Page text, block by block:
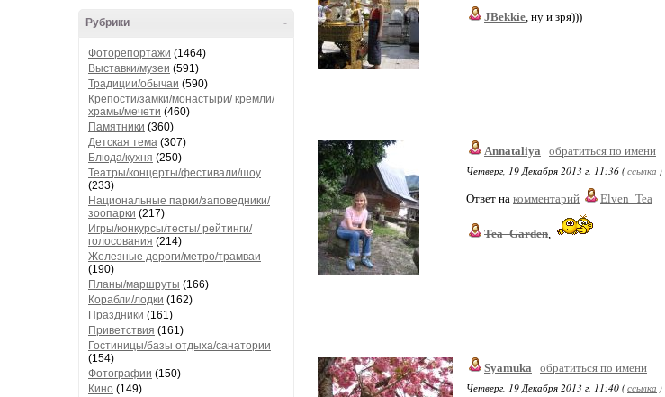
-
Рубрики
Фоторепортажи (1464)
Выставки/музеи (591)
Традиции/обычаи (590)
Крепости/замки/монастыри/ кремли/
храмы/мечети (460)
Памятники (360)
Детская тема (307)
Блюда/кухня (250)
Театры/концерты/фестивали/шоу
(233)
Национальные парки/заповедники/
зоопарки (217)
Игры/конкурсы/тесты/ рейтинги/
голосования (214)
Железные дороги/метро/трамваи
(190)
Планы/маршруты (166)
Корабли/лодки (162)
Праздники (161)
Приветствия (161)
Гостиницы/базы отдыха/санатории
(154)
Фотографии (150)
Кино (149)
JBekkie, ну и зря)))
Annataliya
обратиться по имени
Четверг, 19 Декабря 2013 г. 11:36 (ссылка )
Ответ на комментарий Elven_Tea
Tea_Garden,
Syamuka
обратиться по имени
Четверг, 19 Декабря 2013 г. 11:40 (ссылка )